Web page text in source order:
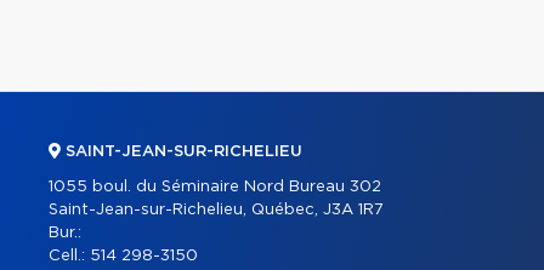
SAINT-JEAN-SUR-RICHELIEU
1055 boul. du Séminaire Nord Bureau 302
Saint-Jean-sur-Richelieu, Québec, J3A 1R7
Bur.:
Cell.: 514 298-3150